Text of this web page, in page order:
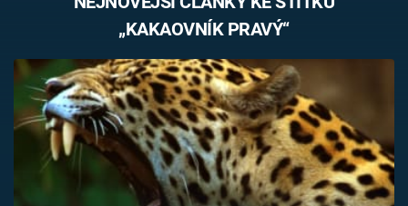
Témata
Pořady
„KAKAOVNÍK PRAVÝ“